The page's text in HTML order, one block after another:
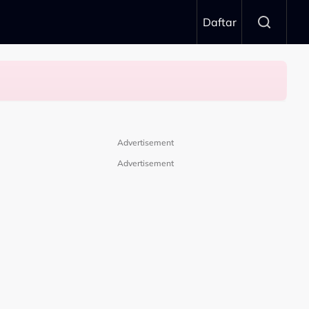
Daftar
Advertisement
Advertisement